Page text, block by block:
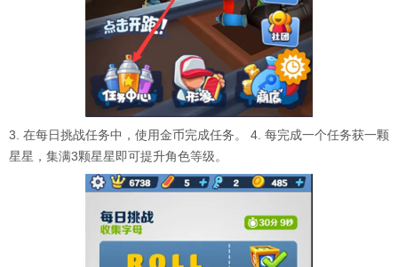
3. 在每日挑战任务中，使用金币完成任务。 4. 每完成一个任务获一颗
星星，集满3颗星星即可提升角色等级。